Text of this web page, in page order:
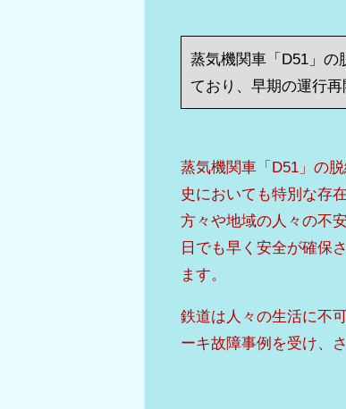
蒸気機関車「D51」の
ており、早期の運行再
蒸気機関車「D51」の
史においても特別な存
方々や地域の人々の不
日でも早く安全が確保
ます。
鉄道は人々の生活に不
ーキ故障事例を受け、